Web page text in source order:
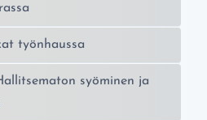
työnhaussa
syöminen ja